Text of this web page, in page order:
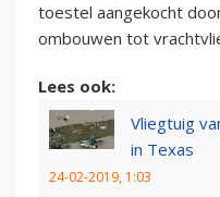
toestel aangekocht
ombouwen tot
Lees ook:
Vliegtuig
in Texas
24-02-2019, 1:03